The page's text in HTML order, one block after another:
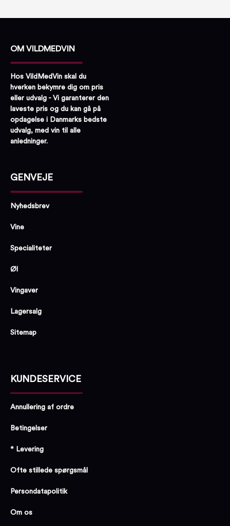
OM VILDMEDVIN
Hos VildMedVin skal du
hverken bekymre dig om pris
eller udvalg - Vi garanterer den
laveste pris og du kan gå på
opdagelse i Danmarks bedste
udvalg, med vin til alle
anledninger.
GENVEJE
Nyhedsbrev
Vine
Specialiteter
Øl
Vingaver
Lagersalg
Sitemap
KUNDESERVICE
Annullering af ordre
Betingelser
* Levering
Ofte stillede spørgsmål
Persondatapolitik
Om os